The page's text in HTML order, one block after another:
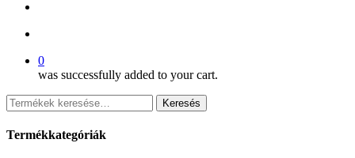
0
was successfully added to your cart.
Keresés
a
következőre:
Keresés
Termékkategóriák